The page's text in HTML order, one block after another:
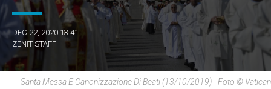
DEC 22, 2020 13:41
ZENIT STAFF
Santa Messa E Canonizzazione Di Beati (13/10/2019) - Foto © Vatican